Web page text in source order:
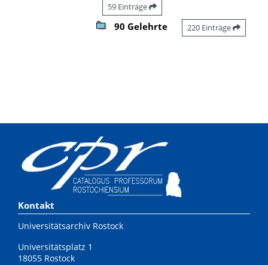
59 Einträge
90 Gelehrte 220 Einträge
Kontakt
Universitätsarchiv Rostock
Universitätsplatz 1
18055 Rostock